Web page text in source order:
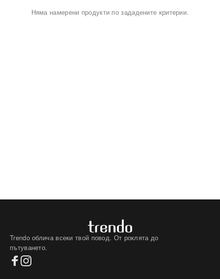
Няма намерени продукти по зададените критерии.
Trendo облича всеки твой повод. От роклята до
пътуването.